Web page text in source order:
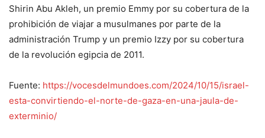
Shirin Abu Akleh, un premio Emmy por su cobertura de la
prohibición de viajar a musulmanes por parte de la
administración Trump y un premio Izzy por su cobertura
de la revolución egipcia de 2011.
Fuente: https://vocesdelmundoes.com/2024/10/15/israel-
esta-convirtiendo-el-norte-de-gaza-en-una-jaula-de-
exterminio/